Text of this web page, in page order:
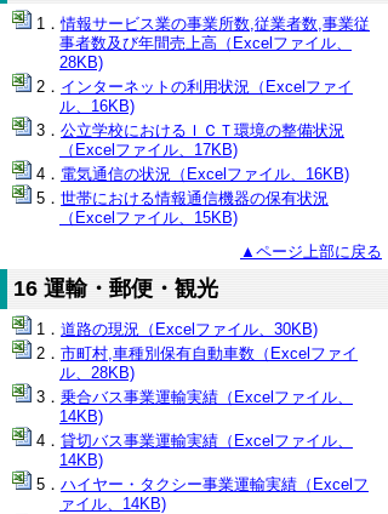
情報サービス業の事業所数,従業者数,事業従
事者数及び年間売上高（Excelファイル、
28KB)
インターネットの利用状況（Excelファイ
ル、16KB)
公立学校におけるＩＣＴ環境の整備状況
（Excelファイル、17KB)
電気通信の状況（Excelファイル、16KB)
世帯における情報通信機器の保有状況
（Excelファイル、15KB)
▲ページ上部に戻る
16 運輸・郵便・観光
道路の現況（Excelファイル、30KB)
市町村,車種別保有自動車数（Excelファイ
ル、28KB)
乗合バス事業運輸実績（Excelファイル、
14KB)
貸切バス事業運輸実績（Excelファイル、
14KB)
ハイヤー・タクシー事業運輸実績（Excelフ
ァイル、14KB)